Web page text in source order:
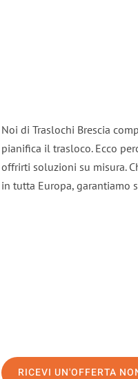
Noi di Traslochi Brescia
pianifica il trasloco. Ecco
offrirti soluzioni su misura.
in tutta Europa, garantiamo
RICEVI UN'OFFERTA